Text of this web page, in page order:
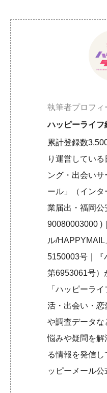
執筆者プロフィ
ハッピーライフ
累計登録数
り運営してい
ング・出会いサ
ール」（イン
業届出・福岡公
90080003000 )
ル/
5150003号｜『
第6953061号）
「ハッピーラ
活・出会い・恋
や調査データ
悩みや疑問を解
る情報を発
ッピーメール公